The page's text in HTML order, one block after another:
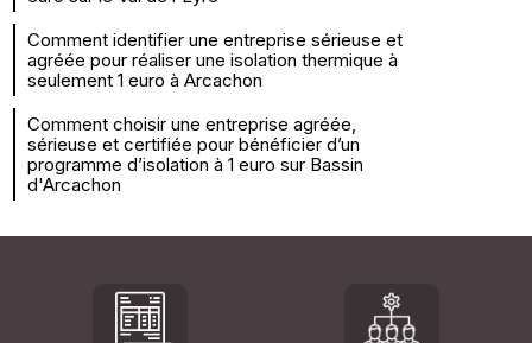
Comment identifier une entreprise sérieuse et
agréée pour réaliser une isolation thermique à
seulement 1 euro à Arcachon
Comment choisir une entreprise agréée,
sérieuse et certifiée pour bénéficier d’un
programme d’isolation à 1 euro sur Bassin
d'Arcachon